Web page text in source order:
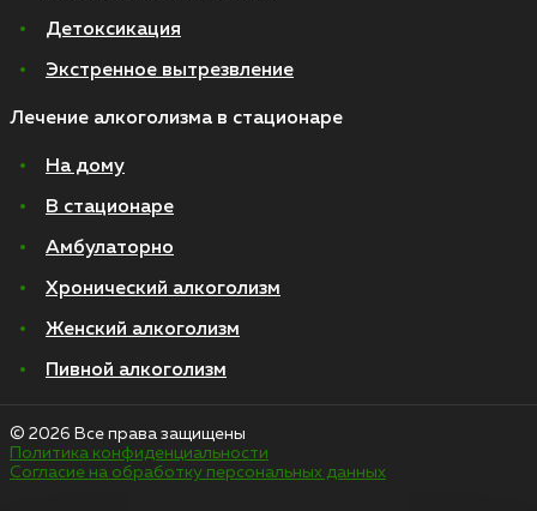
Детоксикация
Экстренное вытрезвление
Лечение алкоголизма в стационаре
На дому
В стационаре
Амбулаторно
Хронический алкоголизм
Женский алкоголизм
Пивной алкоголизм
© 2026 Все права защищены
Политика конфиденциальности
Согласие на обработку персональных данных